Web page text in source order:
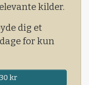
kilder.
dig et
for kun
kr